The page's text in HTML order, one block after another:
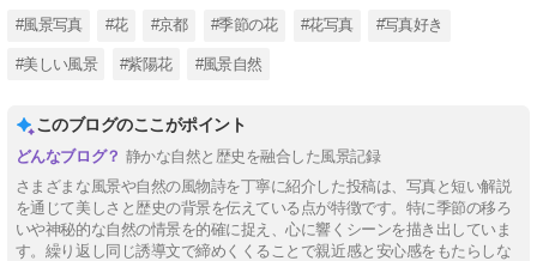
#風景写真 #花 #京都 #季節の花 #花写真 #写真好き
#美しい風景 #紫陽花 #風景自然
このブログのここがポイント
静かな自然と歴史を融合した風景記録
さまざまな風景や自然の風物詩を丁寧に紹介した投稿は、写真と短い解説
を通じて美しさと歴史の背景を伝えている点が特徴です。特に季節の移ろ
いや神秘的な自然の情景を的確に捉え、心に響くシーンを描き出していま
す。繰り返し同じ誘導文で締めくくることで親近感と安心感をもたらしな